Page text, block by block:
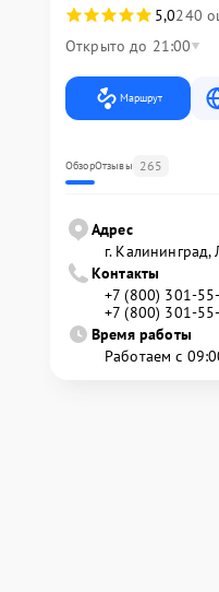
5,0240
Открыто до 21:00
Маршрут
ОбзорОтзывы 265
Адрес
г.
Контакты
+7 (800) 301-
+7 (800) 301-
Время работы
Работаем с